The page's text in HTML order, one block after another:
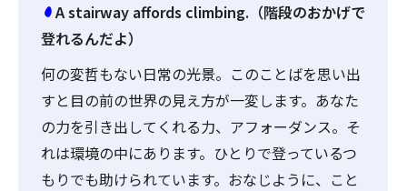
A stairway affords climbing.（階段のおかげで
登れるんだよ）
何の変哲もない日常の光景。このことばを思い出
すと目の前の世界の見え方が一変します。あなた
の力を引き出してくれる力、アフォーダンス。そ
れは環境の中にあります。ひとりで登っているつ
もりでも助けられています。おなじように、こと